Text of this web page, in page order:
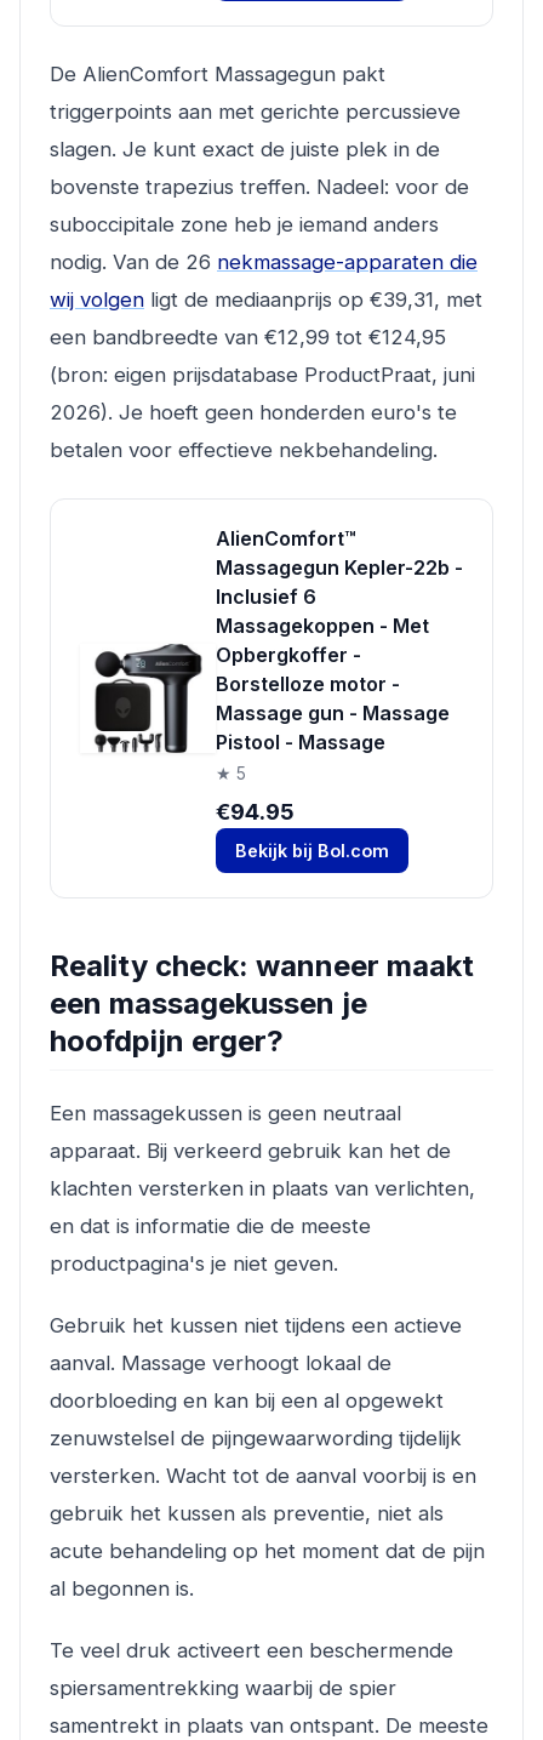
De AlienComfort Massagegun pakt
triggerpoints aan met gerichte percussieve
slagen. Je kunt exact de juiste plek in de
bovenste trapezius treffen. Nadeel: voor de
suboccipitale zone heb je iemand anders
nodig. Van de 26 nekmassage-apparaten die
wij volgen ligt de mediaanprijs op €39,31, met
een bandbreedte van €12,99 tot €124,95
(bron: eigen prijsdatabase ProductPraat, juni
2026). Je hoeft geen honderden euro's te
betalen voor effectieve nekbehandeling.
AlienComfort™
Massagegun Kepler-22b -
Inclusief 6
Massagekoppen - Met
Opbergkoffer -
Borstelloze motor -
Massage gun - Massage
Pistool - Massage
★ 5
€94.95
Bekijk bij Bol.com
Reality check: wanneer maakt
een massagekussen je
hoofdpijn erger?
Een massagekussen is geen neutraal
apparaat. Bij verkeerd gebruik kan het de
klachten versterken in plaats van verlichten,
en dat is informatie die de meeste
productpagina's je niet geven.
Gebruik het kussen niet tijdens een actieve
aanval. Massage verhoogt lokaal de
doorbloeding en kan bij een al opgewekt
zenuwstelsel de pijngewaarwording tijdelijk
versterken. Wacht tot de aanval voorbij is en
gebruik het kussen als preventie, niet als
acute behandeling op het moment dat de pijn
al begonnen is.
Te veel druk activeert een beschermende
spiersamentrekking waarbij de spier
samentrekt in plaats van ontspant. De meeste